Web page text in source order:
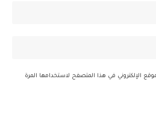
الإلكتروني في هذا المتصفح لاستخدامها المرة